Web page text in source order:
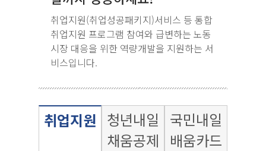
취업지원(취업성공패키지)서비스 등 통합
취업지원 프로그램 참여와 급변하는 노동
시장 대응을 위한 역량개발을 지원하는 서
비스입니다.
취업지원 청년내일
채움공제
국민내일
배움카드